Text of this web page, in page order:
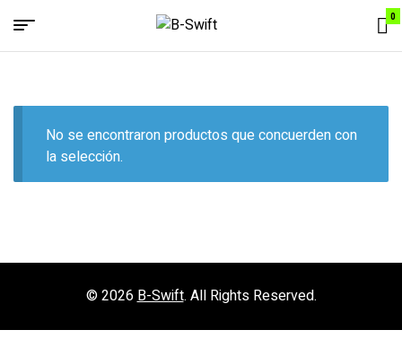
B-
Swift
0
Menu
No se encontraron productos que concuerden con
la selección.
© 2026B-Swift. All Rights Reserved.